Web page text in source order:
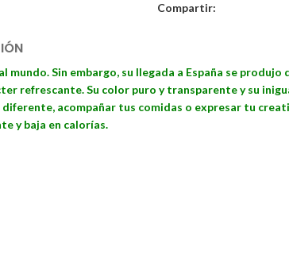
Compartir:
Sin embargo, su llegada a España se
refrescante. Su color puro y transparente y su
acompañar tus comidas o expresar tu
y baja en calorías.